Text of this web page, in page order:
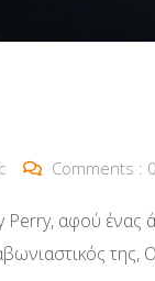
Comments : 0
Perry, αφού ένας